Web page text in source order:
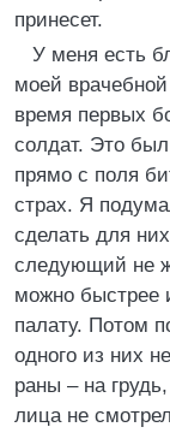
принесет.
У меня есть
моей
время первых
солдат. Это
прямо с поля
страх. Я
сделать для
следующий не
можно быстрее
палату. Потом
одного из них
раны – на
лица не